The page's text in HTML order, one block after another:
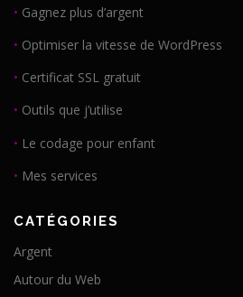
• Gagnez plus d’argent
• Optimiser la vitesse de WordPress
• Certificat SSL gratuit
• Outils que j’utilise
• Le codage pour enfant
• Mes services
CATÉGORIES
Argent
Autour du Web